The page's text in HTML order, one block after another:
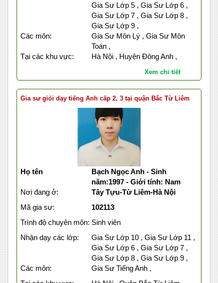
Gia Sư Lớp 5 , Gia Sư Lớp 6 ,
Gia Sư Lớp 7 , Gia Sư Lớp 8 ,
Gia Sư Lớp 9 ,
Các môn:
Gia Sư Môn Lý , Gia Sư Môn
Toán ,
Tại các khu vực:
Hà Nội , Huyện Đông Anh ,
Xem chi tiết
Gia sư giỏi dạy tiếng Anh cấp 2, 3 tại quận Bắc Từ Liêm
Họ tên
Bạch Ngọc Anh - Sinh
năm:1997 - Giới tính: Nam
Nơi đang ở:
Tây Tựu-Từ Liêm-Hà Nội
Mã gia sư:
102113
Trình độ chuyên môn: Sinh viên
Nhận dạy các lớp:
Gia Sư Lớp 10 , Gia Sư Lớp 11 ,
Gia Sư Lớp 6 , Gia Sư Lớp 7 ,
Gia Sư Lớp 8 , Gia Sư Lớp 9 ,
Các môn:
Gia Sư Tiếng Anh ,